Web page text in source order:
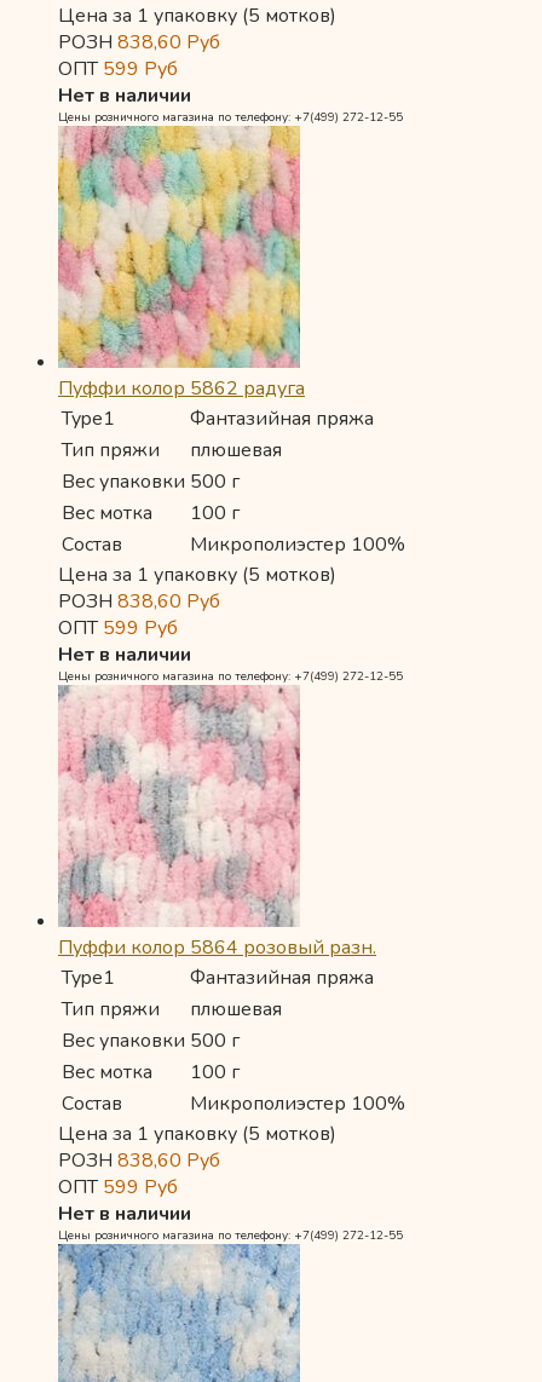
Цена за 1 упаковку (5 мотков)
РОЗН 838,60 Руб
ОПТ599 Руб
Нет в наличии
Цены розничного магазина по телефону: +7(499) 272-12-55
Пуффи колор 5862 радуга
Type1
Фантазийная пряжа
Тип пряжи
плюшевая
Вес упаковки 500 г
Вес мотка
100 г
Состав
Микрополиэстер 100%
Цена за 1 упаковку (5 мотков)
РОЗН 838,60 Руб
ОПТ599 Руб
Нет в наличии
Цены розничного магазина по телефону: +7(499) 272-12-55
Пуффи колор 5864 розовый разн.
Type1
Фантазийная пряжа
Тип пряжи
плюшевая
Вес упаковки 500 г
Вес мотка
100 г
Состав
Микрополиэстер 100%
Цена за 1 упаковку (5 мотков)
РОЗН 838,60 Руб
ОПТ599 Руб
Нет в наличии
Цены розничного магазина по телефону: +7(499) 272-12-55